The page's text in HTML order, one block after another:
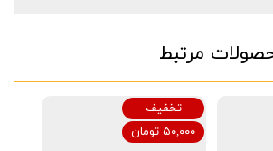
مرتبط
تخفیف
۵۰,۰۰۰ تومان